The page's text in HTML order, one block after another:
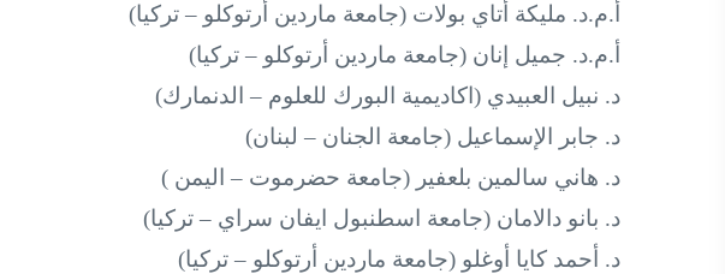
أ.م.د. مليكة أتاي بولات (جامعة ماردين أرتوكلو – تركيا)
أ.م.د. جميل إنان (جامعة ماردين أرتوكلو – تركيا)
د. نبيل العبيدي (اكاديمية البورك للعلوم – الدنمارك)
د. جابر الإسماعيل (جامعة الجنان – لبنان)
د. هاني سالمين بلعفير (جامعة حضرموت – اليمن )
د. بانو دالامان (جامعة اسطنبول ايفان سراي – تركيا)
د. أحمد كايا أوغلو (جامعة ماردين أرتوكلو – تركيا)